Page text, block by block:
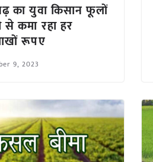
का युवा किसान फूलों
कमा रहा हर
रूपए
9, 2023